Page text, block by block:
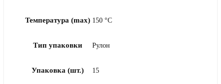
Температура (max) 150 °C
Тип упаковки Рулон
Упаковка (шт.) 15